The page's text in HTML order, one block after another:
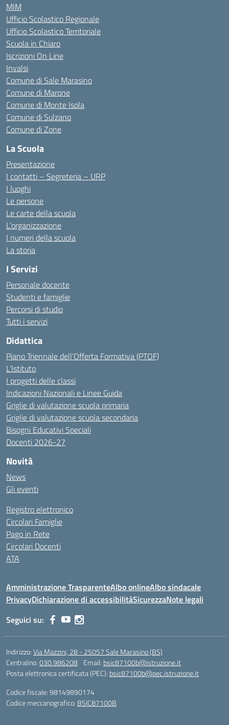
MIM
Ufficio Scolastico Regionale
Ufficio Scolastico Territoriale
Scuola in Chiaro
Iscrizioni On Line
Invalsi
Comune di Sale Marasino
Comune di Marone
Comune di Monte Isola
Comune di Sulzano
Comune di Zone
La Scuola
Presentazione
I contatti – Segreteria – URP
I luoghi
Le persone
Le carte della scuola
L’organizzazione
I numeri della scuola
La storia
I Servizi
Personale docente
Studenti e famiglie
Percorsi di studio
Tutti i servizi
Didattica
Piano Triennale dell’Offerta Formativa (PTOF)
L’Istituto
I progetti delle classi
Indicazioni Nazionali e Linee Guida
Griglie di valutazione scuola primaria
Griglie di valutazione scuola secondaria
Bisogni Educativi Speciali
Docenti 2026-27
Novità
News
Gli eventi
Registro elettronico
Circolari Famiglie
Pago in Rete
Circolari Docenti
ATA
Amministrazione TrasparenteAlbo onlineAlbo sindacale
PrivacyDichiarazione di accessibilitàSicurezzaNote legali
Seguici su:
Indirizzo:Via Mazzini, 28 - 25057 Sale Marasino (BS)
Centralino:030.986208 Email: bsic87100b@istruzione.it
Posta elettronica certificata (PEC): bsic87100b@pec.istruzione.it
Codice fiscale: 98149890174
Codice meccanografico: BSIC87100B